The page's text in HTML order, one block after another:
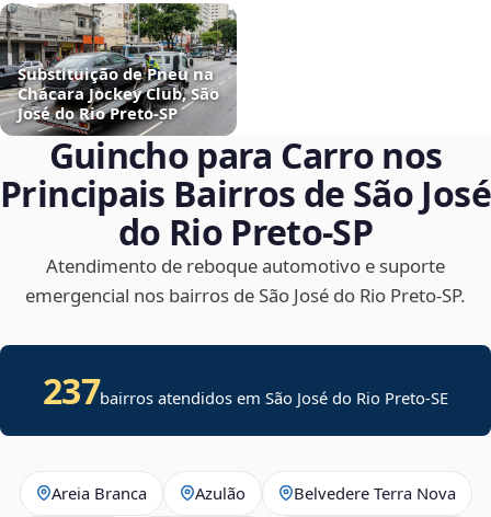
Substituição de Pneu na
Chácara Jockey Club, São
José do Rio Preto‑SP
Guincho para Carro nos
Principais Bairros de São José
do Rio Preto‑SP
Atendimento de reboque automotivo e suporte
emergencial nos bairros de São José do Rio Preto‑SP.
237bairros atendidos emSão José do Rio Preto-SE
Areia Branca Azulão Belvedere Terra Nova